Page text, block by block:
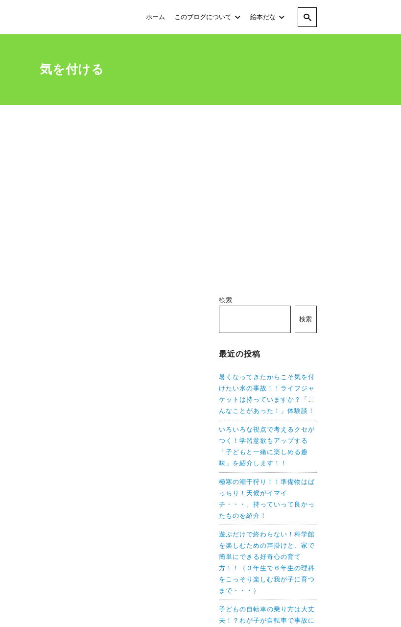
ホーム このブログについて 絵本だな
気を付ける
検索
検索
最近の投稿
暑くなってきたからこそ気を付
けたい水の事故！！ライフジャ
ケットは持っていますか？「こ
んなことがあった！」体験談！
いろいろな視点で考えるクセが
つく！学習意欲もアップする
「子どもと一緒に楽しめる趣
味」を紹介します！！
極寒の潮干狩り！！準備物はば
っちり！天候がイマイ
チ・・・。持っていって良かっ
たものを紹介！
遊ぶだけで終わらない！科学館
を楽しむための声掛けと、家で
簡単にできる好奇心の育て
方！！（３年生で６年生の理科
をこっそり楽しむ我が子に育つ
まで・・・）
子どもの自転車の乗り方は大丈
夫！？わが子が自転車で事故に